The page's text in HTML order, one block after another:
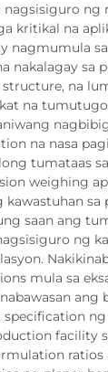
ng
kritikal na
nagmumula
nakalagay sa
structure, na
na
na nasa
tumataas
weighing
sa
saan ang
ng
mula sa
ang
facility